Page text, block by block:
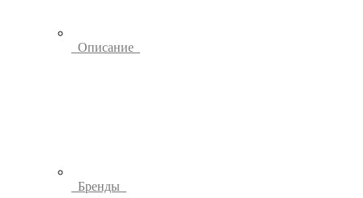
Описание
Бренды